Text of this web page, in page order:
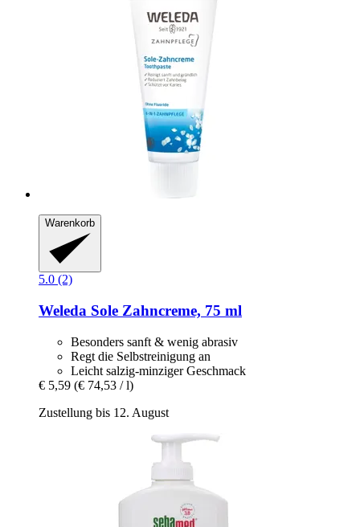
Warenkorb
5.0 (2)
Weleda Sole Zahncreme, 75 ml
Besonders sanft & wenig abrasiv
Regt die Selbstreinigung an
Leicht salzig-minziger Geschmack
€ 5,59 (€ 74,53 / l)
Zustellung bis 12. August